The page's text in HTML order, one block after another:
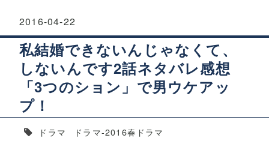
2016-04-22
私結婚できないんじゃなくて、
しないんです2話ネタバレ感想
「3つのション」で男ウケアッ
プ！
ドラマ ドラマ-2016春ドラマ